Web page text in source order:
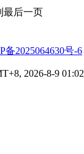
最后一页
备2025064630号-6
2026-8-9 01:02